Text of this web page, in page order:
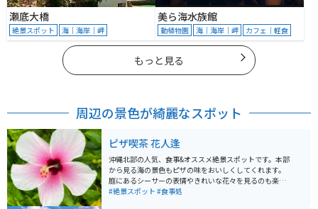
瀬底大橋
絶景スポット 海｜海岸｜岬
美ら海水族館
動植物園 海｜海岸｜岬 カフェ｜軽食
もっと見る
周辺の景色が綺麗なスポット
ピザ喫茶 花人逢
沖縄北部の人気、食事&オススメ絶景スポットです。本部
から見る海の景色もピザの味をおいしくしてくれます。
庭にあるシーサーの表情やきれいな花々を見るのも楽し
いです。ピザ、野菜サラダ、本部産アセロラジュース、
#絶景スポット #食事処